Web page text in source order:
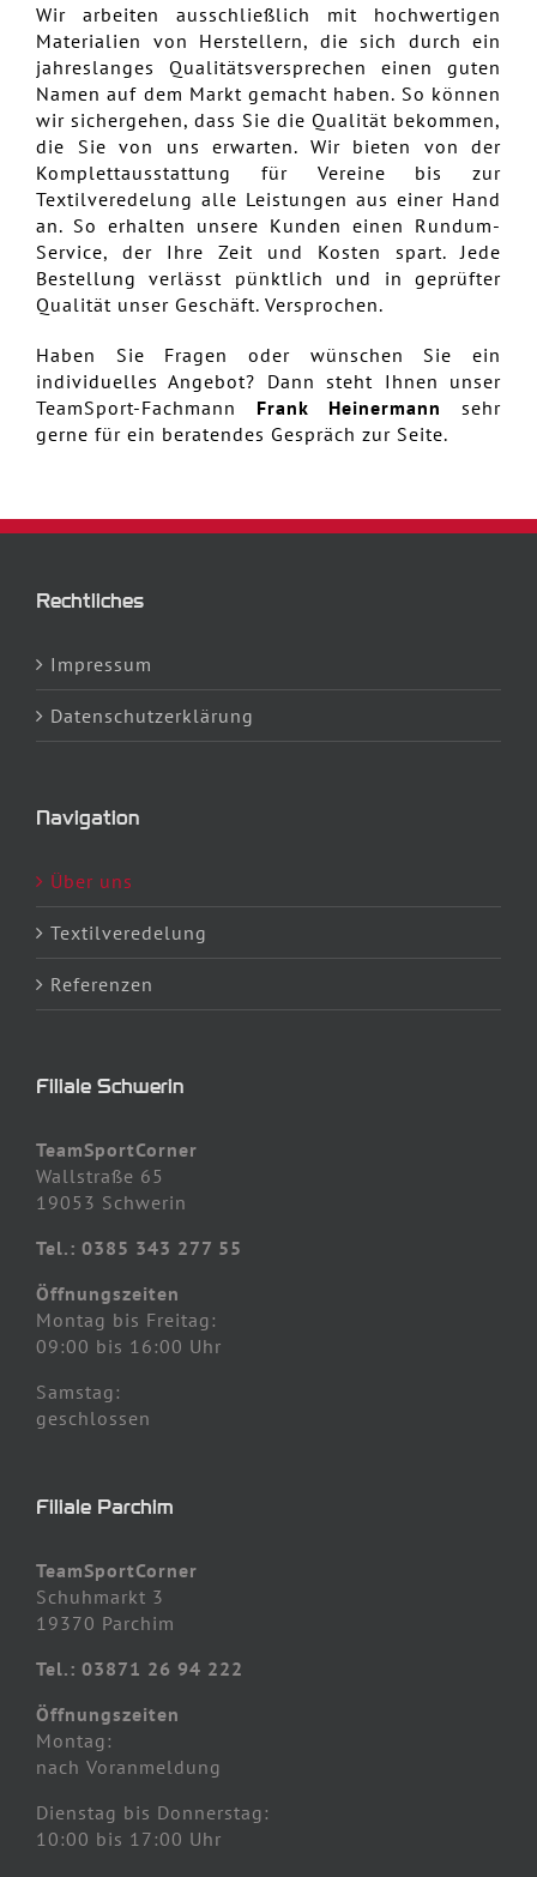
Wir arbeiten ausschließlich mit hochwertigen
Materialien von Herstellern, die sich durch ein
jahreslanges Qualitätsversprechen einen guten
Namen auf dem Markt gemacht haben. So können
wir sichergehen, dass Sie die Qualität bekommen,
die Sie von uns erwarten. Wir bieten von der
Komplettausstattung für Vereine bis zur
Textilveredelung alle Leistungen aus einer Hand
an. So erhalten unsere Kunden einen Rundum-
Service, der Ihre Zeit und Kosten spart. Jede
Bestellung verlässt pünktlich und in geprüfter
Qualität unser Geschäft. Versprochen.
Haben Sie Fragen oder wünschen Sie ein
individuelles Angebot? Dann steht Ihnen unser
TeamSport-Fachmann Frank Heinermann
sehr
gerne für ein beratendes Gespräch zur Seite.
Rechtliches
Impressum
Datenschutzerklärung
Navigation
Über uns
Textilveredelung
Referenzen
Filiale Schwerin
TeamSportCorner
Wallstraße 65
19053 Schwerin
Tel.: 0385 343 277 55
Öffnungszeiten
Montag bis Freitag:
09:00 bis 16:00 Uhr
Samstag:
geschlossen
Filiale Parchim
TeamSportCorner
Schuhmarkt 3
19370 Parchim
Tel.: 03871 26 94 222
Öffnungszeiten
Montag:
nach Voranmeldung
Dienstag bis Donnerstag:
10:00 bis 17:00 Uhr